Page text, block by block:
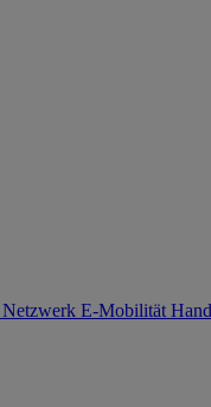
Netzwerk E-Mobilität